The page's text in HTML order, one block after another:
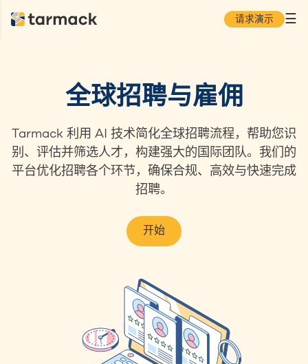
请求演示 ☰
全球招聘与雇佣
Tarmack 利用 AI 技术简化全球招聘流程，帮助您识
别、评估并筛选人才，构建强大的国际团队。我们的
平台优化招聘各个环节，确保合规、高效与快速完成
招聘。
开始